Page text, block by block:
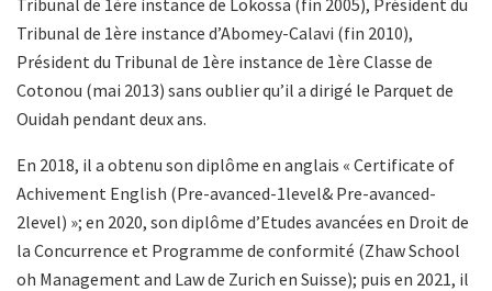
Tribunal de 1ère instance d’Abomey-Calavi (fin 2010),
Président du Tribunal de 1ère instance de 1ère Classe de
Cotonou (mai 2013) sans oublier qu’il a dirigé le Parquet de
Ouidah pendant deux ans.
En 2018, il a obtenu son diplôme en anglais « Certificate of
Achivement English (Pre-avanced-1level& Pre-avanced-
2level) »; en 2020, son diplôme d’Etudes avancées en Droit de
la Concurrence et Programme de conformité (Zhaw School
oh Management and Law de Zurich en Suisse); puis en 2021, il